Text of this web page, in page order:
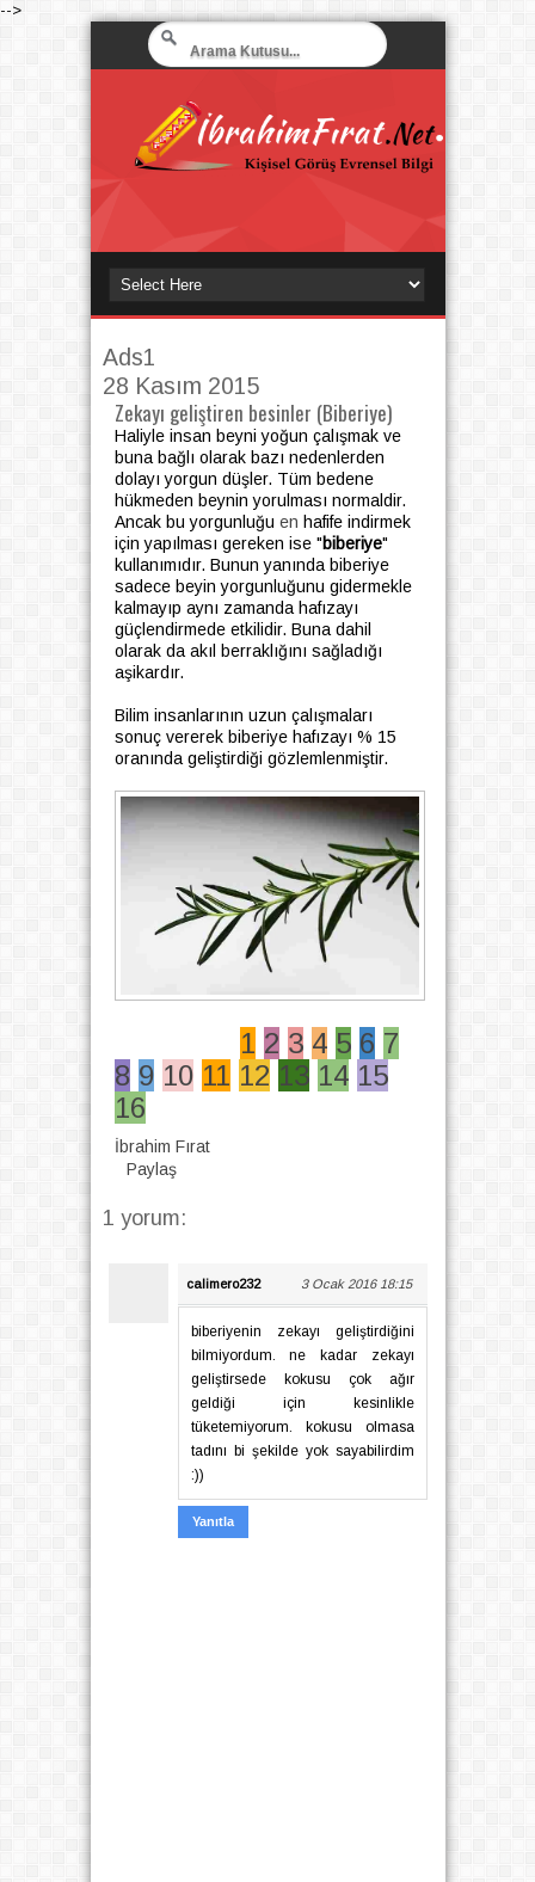
-->
Ads1
28 Kasım 2015
Zekayı geliştiren besinler (Biberiye)
Haliyle insan beyni yoğun çalışmak ve
buna bağlı olarak bazı nedenlerden
dolayı yorgun düşler. Tüm bedene
hükmeden beynin yorulması normaldir.
Ancak bu yorgunluğu en hafife indirmek
için yapılması gereken ise "biberiye"
kullanımıdır. Bunun yanında biberiye
sadece beyin yorgunluğunu gidermekle
kalmayıp aynı zamanda hafızayı
güçlendirmede etkilidir. Buna dahil
olarak da akıl berraklığını sağladığı
aşikardır.
Bilim insanlarının uzun çalışmaları
sonuç vererek biberiye hafızayı % 15
oranında geliştirdiği gözlemlenmiştir.
1 2 3 4 5 6 7
8 9 10 11 12 13 14 15
16
İbrahim Fırat
Paylaş
1 yorum:
calimero232 3 Ocak 2016 18:15
biberiyenin zekayı geliştirdiğini
bilmiyordum. ne kadar zekayı
geliştirsede kokusu çok ağır
geldiği için kesinlikle
tüketemiyorum. kokusu olmasa
tadını bi şekilde yok sayabilirdim
:))
Yanıtla